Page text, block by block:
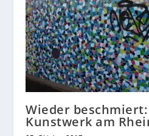
Wieder
Kunstwerk am